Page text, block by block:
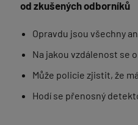
od zkušených odborníků
Opravdu jsou všechny
Na jakou vzdálenost se
Může policie zjistit, že
Hodí se přenosný